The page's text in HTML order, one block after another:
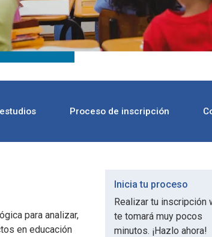
Proceso de inscripción
para analizar,
en educación
Inicia tu proceso
Realizar tu inscripción
te tomará muy pocos
minutos. ¡Hazlo ahora!